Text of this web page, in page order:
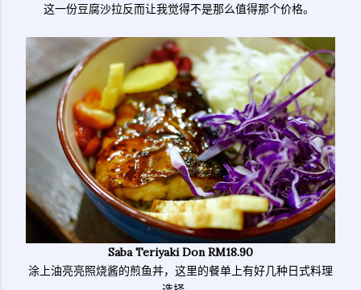
这一份豆腐沙拉反而让我觉得不是那么值得那个价格。
Saba Teriyaki Don RM18.90
涂上油亮亮照烧酱的煎鱼丼，这里的餐单上有好几种日式料理